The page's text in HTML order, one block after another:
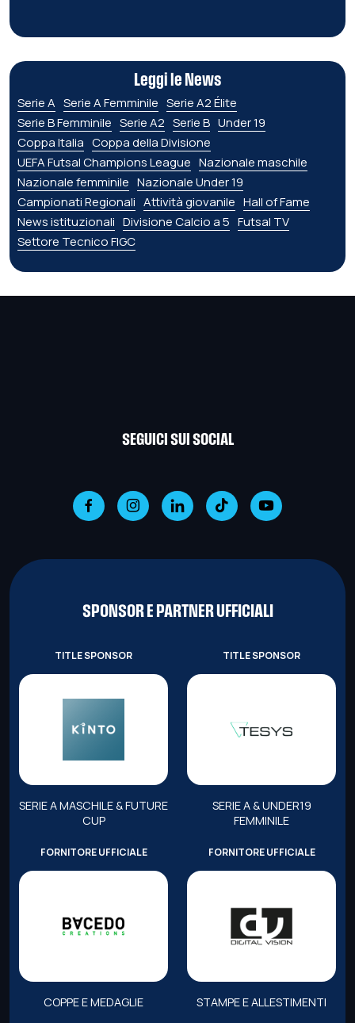
Leggi le News
Serie A Serie A Femminile Serie A2 Élite
Serie B Femminile Serie A2 Serie B Under 19
Coppa Italia Coppa della Divisione
UEFA Futsal Champions League Nazionale maschile
Nazionale femminile Nazionale Under 19
Campionati Regionali Attività giovanile Hall of Fame
News istituzionali Divisione Calcio a 5 Futsal TV
Settore Tecnico FIGC
SEGUICI SUI SOCIAL
SPONSOR E PARTNER UFFICIALI
TITLE SPONSOR
SERIE A MASCHILE & FUTURE
CUP
TITLE SPONSOR
SERIE A & UNDER19
FEMMINILE
FORNITORE UFFICIALE
COPPE E MEDAGLIE
FORNITORE UFFICIALE
STAMPE E ALLESTIMENTI